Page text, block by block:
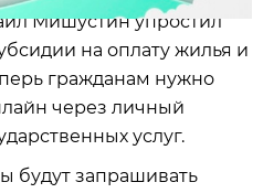
Мишустин упростил
на оплату жилья и
гражданам нужно
через личный
услуг.
будут запрашивать